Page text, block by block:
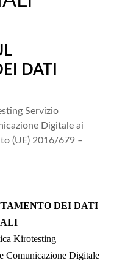
DATI
Servizio
Digitale ai
(UE) 2016/679 –
DEI DATI
Kirotesting
Comunicazione Digitale